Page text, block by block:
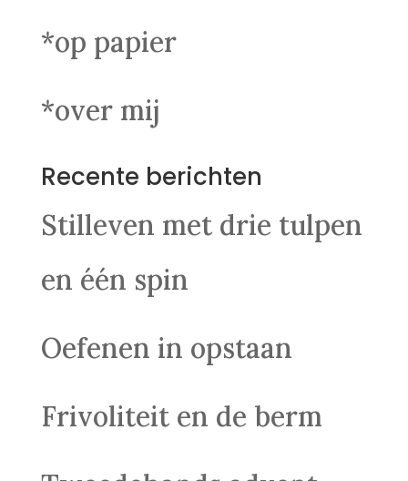
*op papier
*over mij
Recente berichten
Stilleven met drie tulpen
en één spin
Oefenen in opstaan
Frivoliteit en de berm